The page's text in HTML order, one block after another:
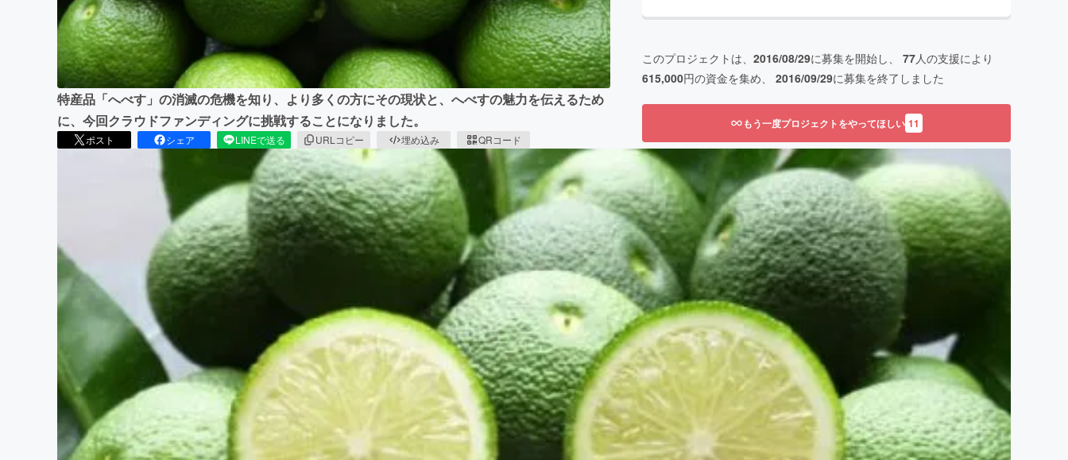
特産品「へべす」の消滅の危機を知り、より多くの方にその現状と、へべすの魅力を伝えるため
に、今回クラウドファンディングに挑戦することになりました。
ポスト シェア LINEで送る URLコピー 埋め込み QRコード
このプロジェクトは、 2016/08/29に募集を開始し、 77人の支援により
615,000円の資金を集め、 2016/09/29に募集を終了しました
もう一度プロジェクトをやってほしい 11